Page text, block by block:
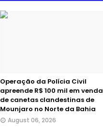
Operação da Polícia Civil
apreende R$ 100 mil em venda
de canetas clandestinas de
Mounjaro no Norte da Bahia
August 06, 2026